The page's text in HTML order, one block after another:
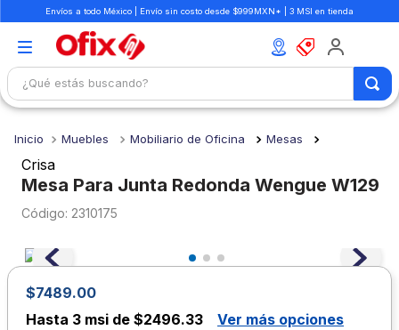
Envíos a todo México | Envío sin costo desde $999MXN* | 3 MSI en tienda
¿Qué estás buscando?
Muebles Mobiliario de Oficina Mesas
Crisa
Mesa Para Junta Redonda Wengue W129
: 2310175
$7489.00
Hasta 3 msi de $2496.33 Ver más opciones
1.
mochilas
2 .
libretas
3.
cuaderno
5.
colores
6.
boligrafo